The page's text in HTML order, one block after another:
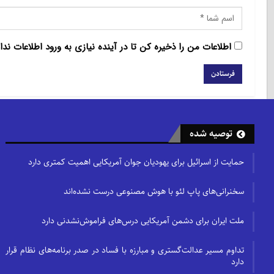
اطلاعات من را ذخیره کن تا در آینده نیازی به ورود اطلاعات
توصیه شده
حمایت از اسرائیل برای یهودیان جوان آمریکایی اهمیت کمتری دارد
سخنرانی‌های پاپ لئو با هوش مصنوعی درست نشده‌اند
ملت ایران برای دشمن آمریکایی درس‌های فراموش‌نشدنی دارد
تداوم مسیر عدالت‌گستری و مبارزه با فساد در صدر برنامه‌های نظام قرار
دارد